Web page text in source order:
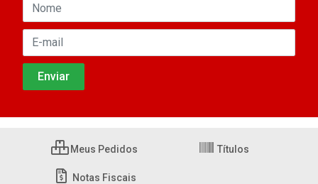
Meus Pedidos Títulos
Notas Fiscais